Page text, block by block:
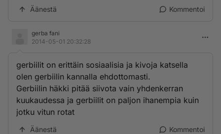
Äänestä Kommentoi
gerba fani
2014-05-01 20:32:28
gerbiilit on erittäin sosiaalisia ja kivoja katsella
olen gerbiilin kannalla ehdottomasti.
Gerbiilin häkki pitää siivota vain yhdenkerran
kuukaudessa ja gerbiilit on paljon ihanempia kuin
jotku vitun rotat
Äänestä Kommentoi